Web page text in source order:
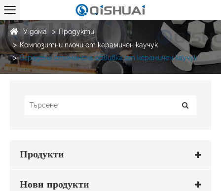
У дома
Продукти
Композитни плочи от керамичен каучук
Вградена стоманена обвивка от керамичен каучук
Продукти
Нови продукти